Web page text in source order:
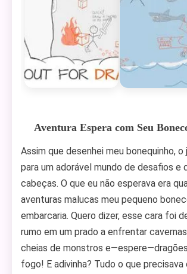
Aventura Espera com Seu
Assim que desenhei meu bonequinho, o
para um adorável mundo de desafios e
cabeças. O que eu não esperava era
aventuras malucas meu pequeno
embarcaria. Quero dizer, esse cara foi
rumo em um prado a enfrentar
cheias de monstros
fogo! E adivinha? Tudo o que precisava